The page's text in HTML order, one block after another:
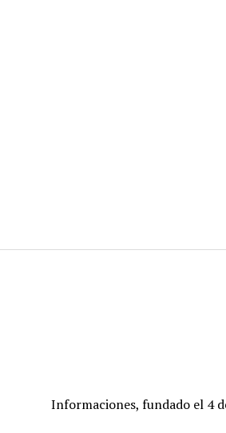
Informaciones, fundado el 4